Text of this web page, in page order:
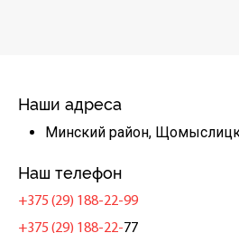
Наши адреса
Минский район,
Наш телефон
+375 (29) 188-22-99
+375 (29) 188-22-77